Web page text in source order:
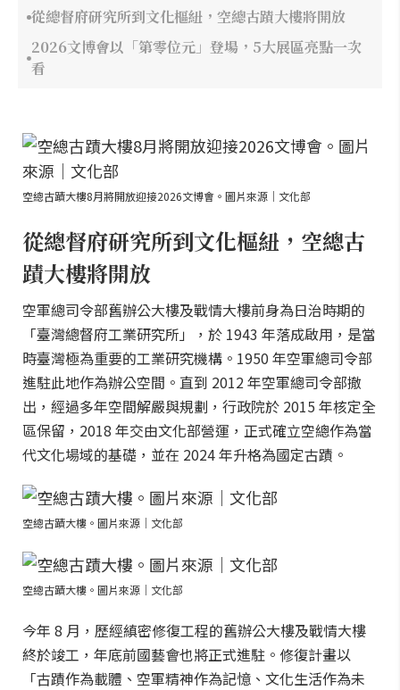
從總督府研究所到文化樞紐，空總古蹟大樓將開放
2026文博會以「第零位元」登場，5大展區亮點一次
看
空總古蹟大樓8月將開放迎接2026文博會。圖片來源｜文化部
從總督府研究所到文化樞紐，空總古
蹟大樓將開放
空軍總司令部舊辦公大樓及戰情大樓前身為日治時期的
「臺灣總督府工業研究所」，於 1943 年落成啟用，是當
時臺灣極為重要的工業研究機構。1950 年空軍總司令部
進駐此地作為辦公空間。直到 2012 年空軍總司令部撤
出，經過多年空間解嚴與規劃，行政院於 2015 年核定全
區保留，2018 年交由文化部營運，正式確立空總作為當
代文化場域的基礎，並在 2024 年升格為國定古蹟。
空總古蹟大樓。圖片來源｜文化部
空總古蹟大樓。圖片來源｜文化部
今年 8 月，歷經縝密修復工程的舊辦公大樓及戰情大樓
終於竣工，年底前國藝會也將正式進駐。修復計畫以
「古蹟作為載體、空軍精神作為記憶、文化生活作為未